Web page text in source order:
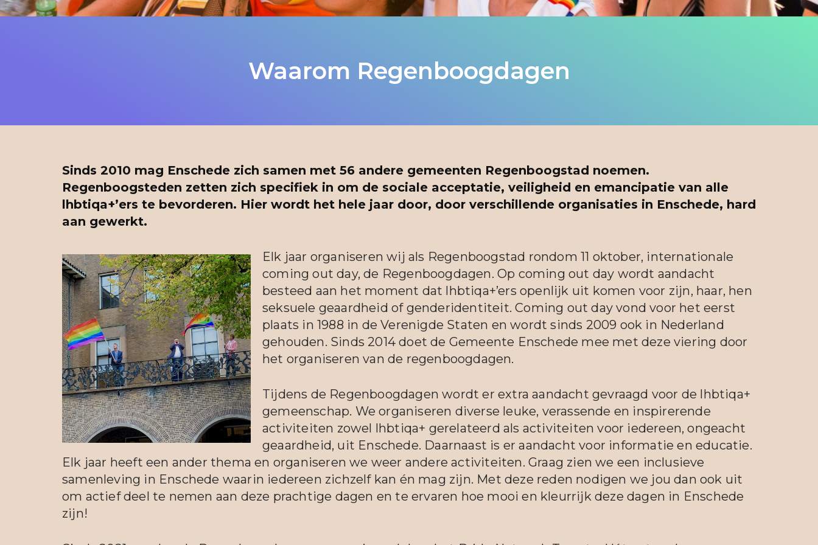
Waarom Regenboogdagen
Sinds 2010 mag Enschede zich samen met 56 andere gemeenten Regenboogstad noemen.
Regenboogsteden zetten zich specifiek in om de sociale acceptatie, veiligheid en emancipatie van alle
lhbtiqa+’ers te bevorderen. Hier wordt het hele jaar door, door verschillende organisaties in Enschede, hard
aan gewerkt.
Elk jaar organiseren wij als Regenboogstad rondom 11 oktober, internationale
coming out day, de Regenboogdagen. Op coming out day wordt aandacht
besteed aan het moment dat lhbtiqa+’ers openlijk uit komen voor zijn, haar, hen
seksuele geaardheid of genderidentiteit. Coming out day vond voor het eerst
plaats in 1988 in de Verenigde Staten en wordt sinds 2009 ook in Nederland
gehouden. Sinds 2014 doet de Gemeente Enschede mee met deze viering door
het organiseren van de regenboogdagen.
Tijdens de Regenboogdagen wordt er extra aandacht gevraagd voor de lhbtiqa+
gemeenschap. We organiseren diverse leuke, verassende en inspirerende
activiteiten zowel lhbtiqa+ gerelateerd als activiteiten voor iedereen, ongeacht
geaardheid, uit Enschede. Daarnaast is er aandacht voor informatie en educatie.
Elk jaar heeft een ander thema en organiseren we weer andere activiteiten. Graag zien we een inclusieve
samenleving in Enschede waarin iedereen zichzelf kan én mag zijn. Met deze reden nodigen we jou dan ook uit
om actief deel te nemen aan deze prachtige dagen en te ervaren hoe mooi en kleurrijk deze dagen in Enschede
zijn!